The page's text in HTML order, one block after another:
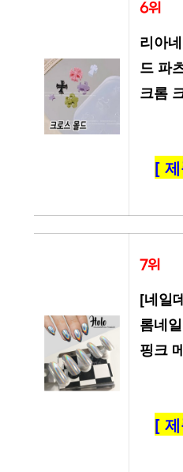
6위
리아
드 파
크롬
[
7위
[네일
롬네
핑크
[